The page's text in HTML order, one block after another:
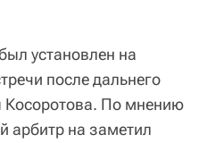
установлен на
после дальнего
Косоротова. По мнению
арбитр на заметил